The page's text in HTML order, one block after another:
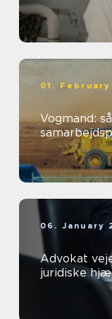
01. February
Vogmand:
06. January
Advokat vejen sådan finder du
juridiske